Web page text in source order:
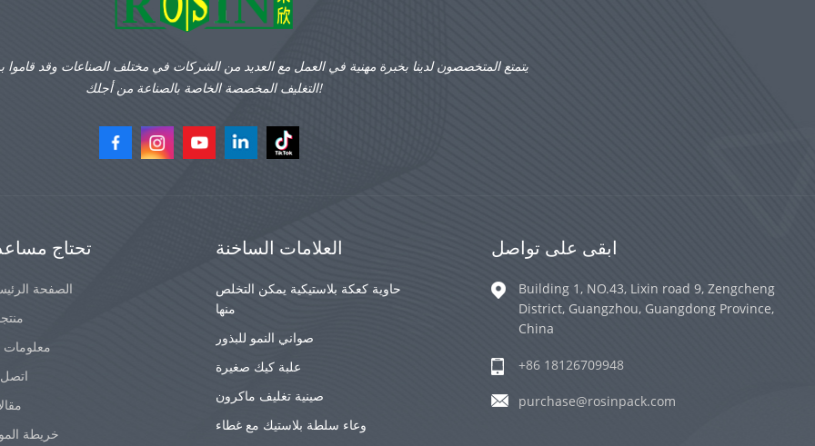
يتمتع المتخصصون لدينا بخبرة مهنية في العمل مع العديد من الشركات في مختلف الصناعات وقد قاموا
التغليف المخصصة الخاصة بالصناعة من أجلك!
تحتاج
الصفحة
معلومات
اتصل
خريطة
العلامات الساخنة
حاوية كعكة بلاستيكية يمكن التخلص
منها
صواني النمو للبذور
علبة كيك صغيرة
صينية تغليف ماكرون
وعاء سلطة بلاستيك مع غطاء
ابقى على تواصل
Building 1, NO.43, Lixin road 9, Zengcheng
District, Guangzhou, Guangdong Province,
China
+86 18126709948
purchase@rosinpack.com